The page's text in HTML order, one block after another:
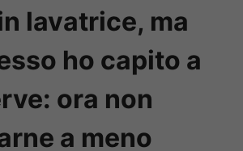
lavatrice, ma
ho capito a
ora non
a meno